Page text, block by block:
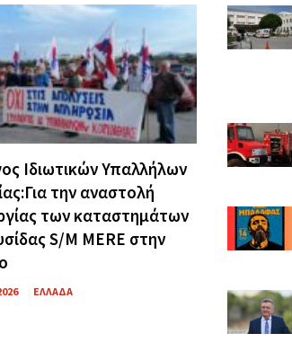
Ιδιωτικών Υπαλλήλων
την αναστολή
των καταστημάτων
S/M MERE στην
ΕΛΛΑΔΑ